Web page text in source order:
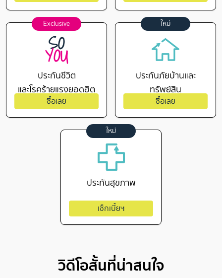
Exclusive
ประกันชีวิต
และโรคร้ายแรงยอดฮิต
ซื้อเลย
ใหม่
ประกันภัยบ้านและ
ทรัพย์สิน
ซื้อเลย
ใหม่
ประกันสุขภาพ
เช็กเบี้ยฯ
วิดีโอสั้นที่น่าสนใจ